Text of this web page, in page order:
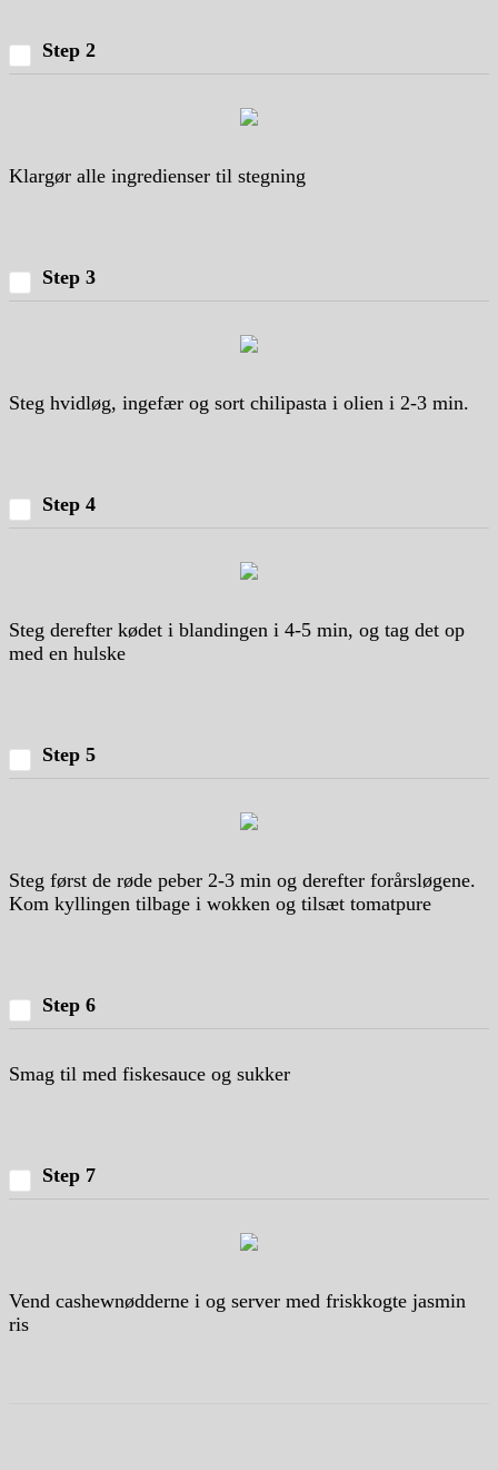
Step 2
Klargør alle ingredienser til stegning
Step 3
Steg hvidløg, ingefær og sort chilipasta i olien i 2-3 min.
Step 4
Steg derefter kødet i blandingen i 4-5 min, og tag det op
med en hulske
Step 5
Steg først de røde peber 2-3 min og derefter forårsløgene.
Kom kyllingen tilbage i wokken og tilsæt tomatpure
Step 6
Smag til med fiskesauce og sukker
Step 7
Vend cashewnødderne i og server med friskkogte jasmin
ris